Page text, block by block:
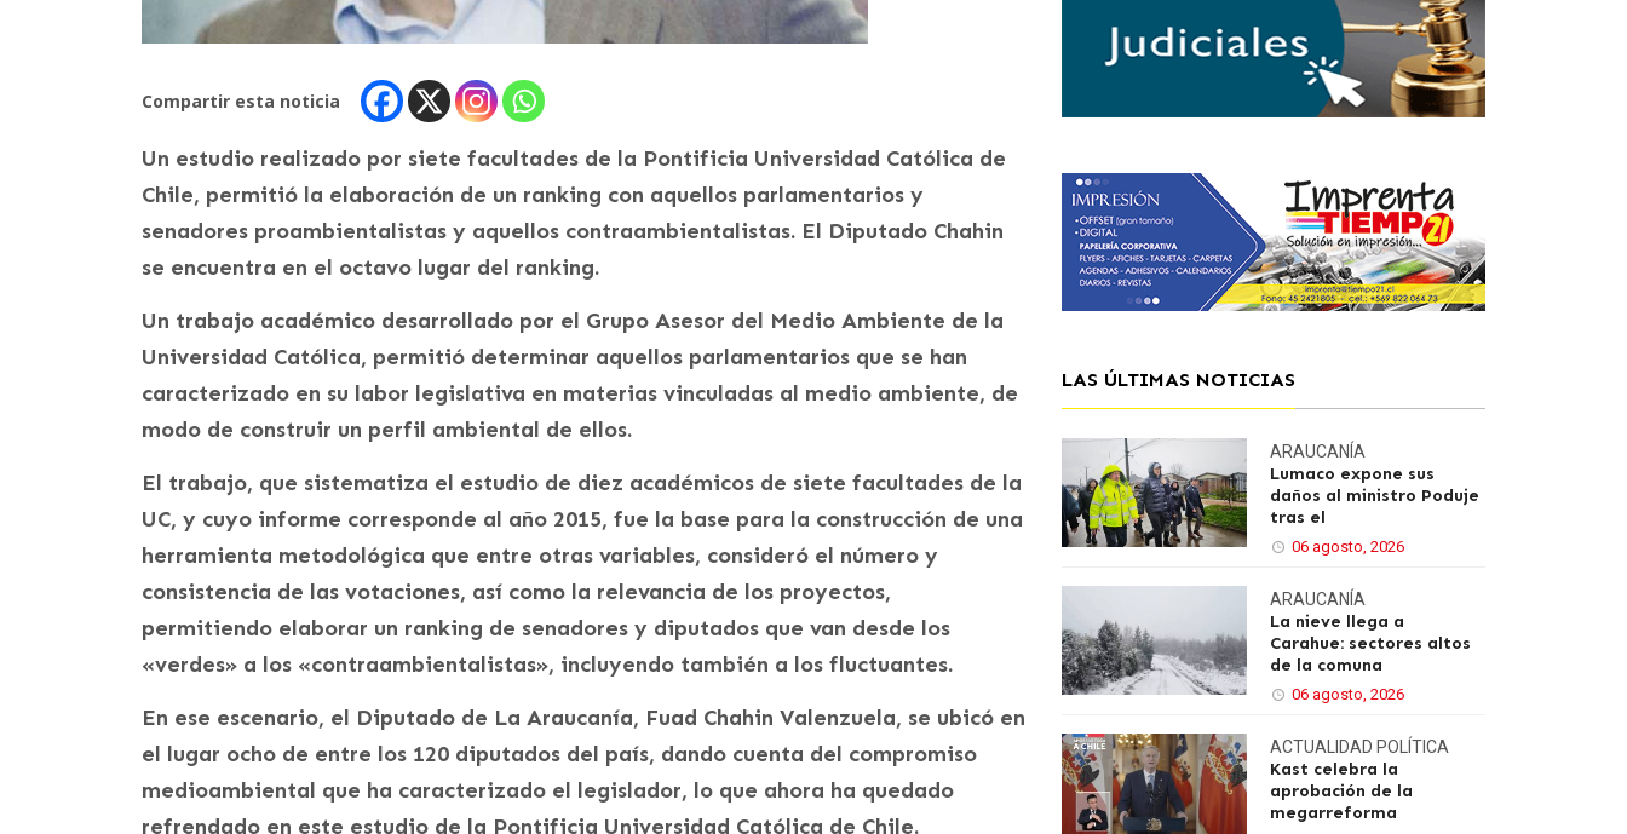
Compartir esta noticia
Un estudio realizado por siete facultades de la Pontificia Universidad Católica de
Chile, permitió la elaboración de un ranking con aquellos parlamentarios y
senadores proambientalistas y aquellos contraambientalistas. El Diputado Chahin
se encuentra en el octavo lugar del ranking.
Un trabajo académico desarrollado por el Grupo Asesor del Medio Ambiente de la
Universidad Católica, permitió determinar aquellos parlamentarios que se han
caracterizado en su labor legislativa en materias vinculadas al medio ambiente, de
modo de construir un perfil ambiental de ellos.
El trabajo, que sistematiza el estudio de diez académicos de siete facultades de la
UC, y cuyo informe corresponde al año 2015, fue la base para la construcción de una
herramienta metodológica que entre otras variables, consideró el número y
consistencia de las votaciones, así como la relevancia de los proyectos,
permitiendo elaborar un ranking de senadores y diputados que van desde los
«verdes» a los «contraambientalistas», incluyendo también a los fluctuantes.
En ese escenario, el Diputado de La Araucanía, Fuad Chahin Valenzuela, se ubicó en
el lugar ocho de entre los 120 diputados del país, dando cuenta del compromiso
medioambiental que ha caracterizado el legislador, lo que ahora ha quedado
refrendado en este estudio de la Pontificia Universidad Católica de Chile.
LAS ÚLTIMAS NOTICIAS
ARAUCANÍA
Lumaco expone sus
daños al ministro Poduje
tras el
06 agosto, 2026
ARAUCANÍA
La nieve llega a
Carahue: sectores altos
de la comuna
06 agosto, 2026
ACTUALIDAD POLÍTICA
Kast celebra la
aprobación de la
megarreforma